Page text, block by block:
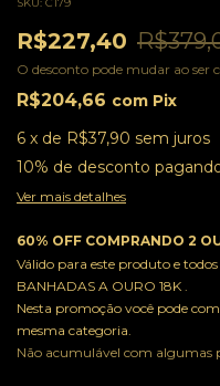
R$227,40
O desconto pode mudar ao
R$204,66 com Pix
6 x de R$37,90 sem juros
10% de desconto
Ver mais detalhes
60% OFF COMPRANDO 2
Válido para este produto e
BANHADAS A OURO 18K .
Nesta promoção você pode
mesma categoria.
Não acumulável com algumas